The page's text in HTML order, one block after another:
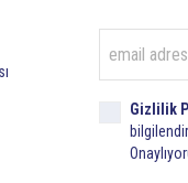
Gizlilik